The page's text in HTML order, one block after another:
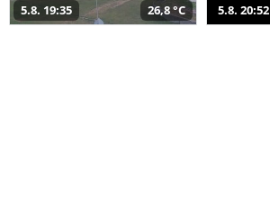
5.8. 19:35 26,8 °C 5.8. 20:52